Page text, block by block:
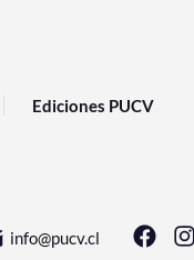
Ediciones PUCV
info@pucv.cl